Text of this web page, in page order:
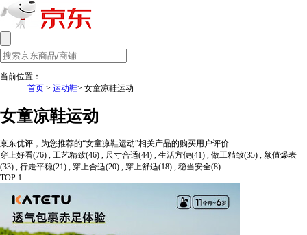
当前位置：
首页 > 运动鞋> 女童凉鞋运动
女童凉鞋运动
京东优评，为您推荐的“女童凉鞋运动”相关产品的购买用户评价
穿上好看(76) , 工艺精致(46) , 尺寸合适(44) , 生活方便(41) , 做工精致(35) , 颜值爆表
(33) , 行走平稳(21) , 穿上合适(20) , 穿上舒适(18) , 稳当安全(8) .
TOP 1